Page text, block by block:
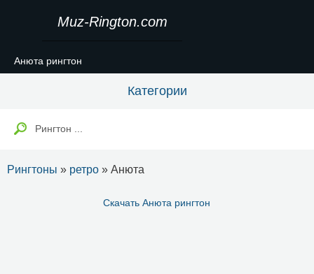
Muz-Rington.com
Анюта рингтон
Категории
Рингтоны » ретро » Анюта
Скачать Анюта рингтон